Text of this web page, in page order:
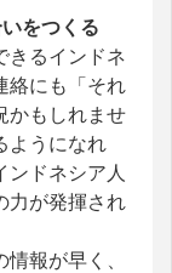
をつくる
きるインドネ
絡にも「それ
かもしれませ
ようになれ
ドネシア人
力が発揮され
報が早く、